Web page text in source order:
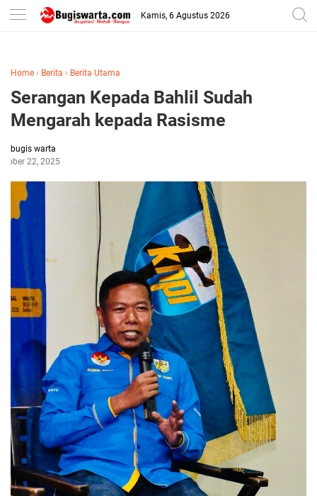
-->
Kamis, 6 Agustus 2026
Home › Berita › Berita Utama
Serangan Kepada Bahlil Sudah
Mengarah kepada Rasisme
bugis warta
22, 2025